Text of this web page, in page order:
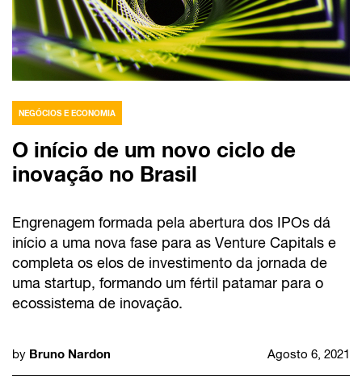
NEGÓCIOS E ECONOMIA
O início de um novo ciclo de
inovação no Brasil
Engrenagem formada pela abertura dos IPOs dá
início a uma nova fase para as Venture Capitals e
completa os elos de investimento da jornada de
uma startup, formando um fértil patamar para o
ecossistema de inovação.
by Bruno Nardon Agosto 6, 2021